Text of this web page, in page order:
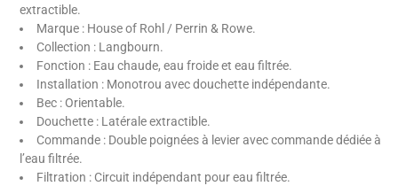
extractible.
Marque : House of Rohl / Perrin & Rowe.
Collection : Langbourn.
Fonction : Eau chaude, eau froide et eau filtrée.
Installation : Monotrou avec douchette indépendante.
Bec : Orientable.
Douchette : Latérale extractible.
Commande : Double poignées à levier avec commande dédiée à
l’eau filtrée.
Filtration : Circuit indépendant pour eau filtrée.